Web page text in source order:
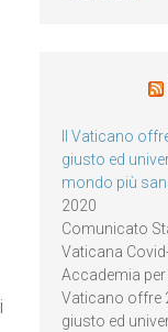
Il Vaticano
giusto ed
mondo più
2020
Comunicato
Vaticana
Accademia per
Vaticano offre
giusto ed